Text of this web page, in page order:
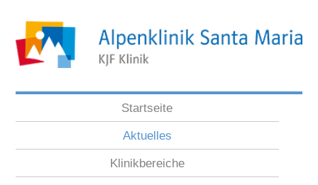
Startseite
Aktuelles
Klinikbereiche